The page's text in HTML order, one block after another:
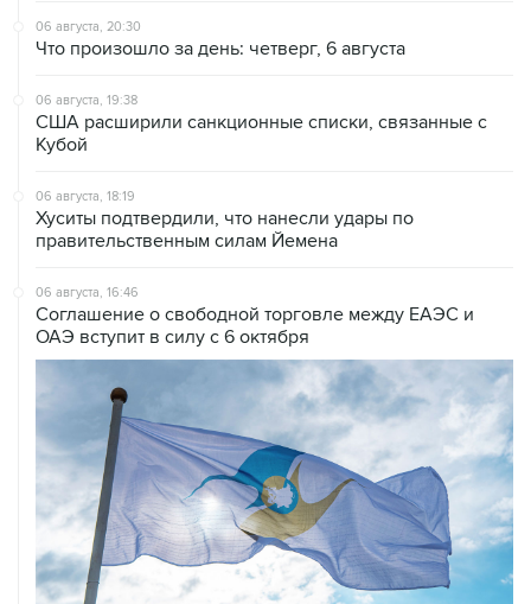
06 августа, 19:38
Кубой
06 августа, 18:19
правительственным силам Йемена
06 августа, 16:46
ОАЭ вступит в силу с 6 октября